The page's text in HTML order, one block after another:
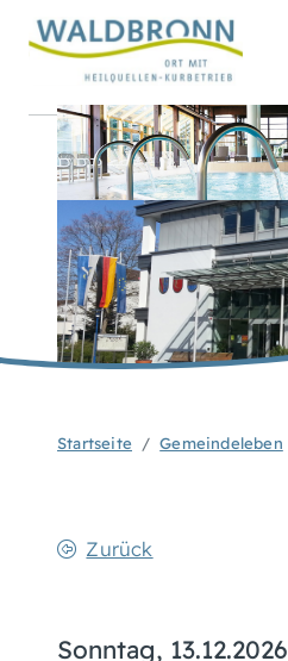
Startseite Gemeindeleben
Zurück
Sonntag, 13.12.2026